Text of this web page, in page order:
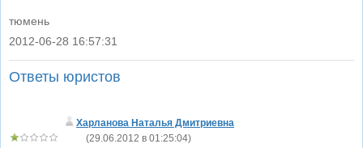
тюмень
|
2012-06-28 16:57:31
Ответы юристов
Харланова Наталья Дмитриевна
(29.06.2012 в 01:25:04)